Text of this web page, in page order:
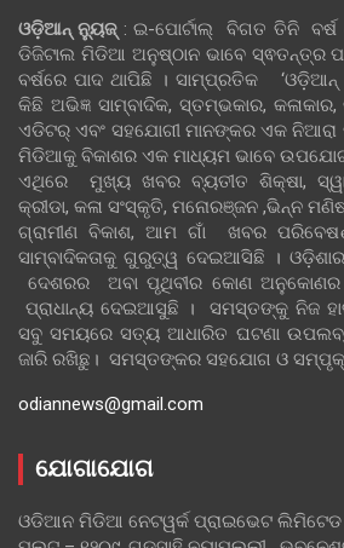
ଓଡ଼ିଆନ୍‍ ନ୍ୟୁଜ୍‍: ଇ-ପୋର୍ଟାଲ୍ ବିଗତ ତିନି
ଡିଜିଟାଲ ମିଡିଆ ଅନୁଷ୍ଠାନ ଭାବେ ସ୍ଵତନ୍ତ୍ର
ବର୍ଷରେ ପାଦ ଥାପିଛି । ସାମ୍ପ୍ରତିକ
କିଛି ଅଭିଜ୍ଞ ସାମ୍ବାଦିକ, ସ୍ତମ୍ଭକାର,
ଏଡିଟର୍ ଏବଂ ସହଯୋଗୀ ମାନଙ୍କର ଏକ
ମିଡିଆକୁ ବିକାଶର ଏକ ମାଧ୍ୟମ ଭାବେ
ଏଥିରେ ମୁଖ୍ୟ ଖବର ବ୍ୟତୀତ ଶିକ୍ଷା,
କ୍ରୀଡା, କଳା ସଂସ୍କୃତି, ମନୋରଞ୍ଜନ ,ଭିନ୍ନ
ଗ୍ରାମୀଣ ବିକାଶ, ଆମ ଗାଁ ଖବର
ସାମ୍ବାଦିକତାକୁ ଗୁରୁତ୍ୱ ଦେଇଆସିଛି ।
ଦେଶରର ଅବା ପୃଥିବୀର କୋଣ
ପ୍ରାଧାନ୍ୟ ଦେଇଆସୁଛି । ସମସ୍ତଙ୍କୁ ନିଜ
ସବୁ ସମୟରେ ସତ୍ୟ ଆଧାରିତ ଘଟଣା
ଜାରି ରଖିଛୁ। ସମସ୍ତଙ୍କର ସହଯୋଗ ଓ
odiannews@gmail.com
ଯୋଗାଯୋଗ
ଓଡିଆନ ମିଡିଆ ନେଟୱର୍କ ପ୍ରାଇଭେଟ ଲିମିଟେଡ